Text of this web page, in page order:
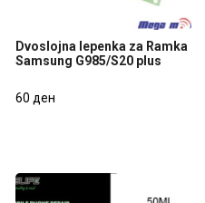
Samsung G985/S20 plus
Dvoslojna lepenka za Ramka
Samsung G985/S20 plus
60 ден